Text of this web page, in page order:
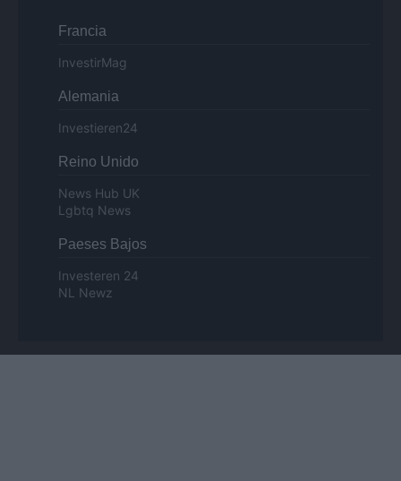
Francia
InvestirMag
Alemania
Investieren24
Reino Unido
News Hub UK
Lgbtq News
Paeses Bajos
Investeren 24
NL Newz